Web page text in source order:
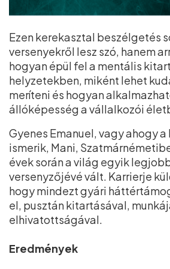
Ezen kerekasztal beszélgetés
versenyekről lesz szó, hanem
hogyan épül fel a mentális
helyzetekben, miként lehet
meríteni és hogyan
állóképesség a vállalkozói
Gyenes Emanuel, vagy ahogy
ismerik, Mani,
évek során a világ egyik
versenyzőjévé vált. Karrierje
hogy mindezt gyári
el, pusztán kitartásával,
elhivatottságával.
Eredmények